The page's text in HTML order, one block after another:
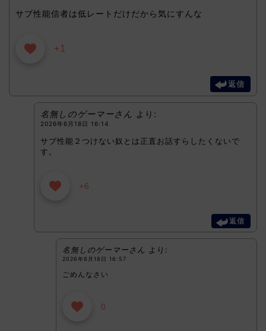
サブ性能信者は低レートだけだから気にすんな
+1
返信
名無しのゲーマーさん より:
2026年6月18日 16:14
サブ性能２つけない奴とは正直お話すらしたくないで
す。
+6
返信
名無しのゲーマーさん より:
2026年6月18日 16:57
ごめんなさい
0